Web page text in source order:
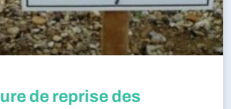
de reprise des